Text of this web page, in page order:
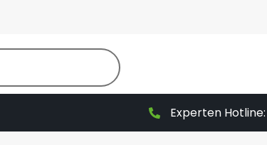
Experten Hotline: